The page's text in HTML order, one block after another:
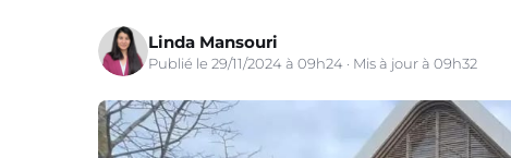
Linda Mansouri
Publié le 29/11/2024 à 09h24 · Mis à jour à 09h32